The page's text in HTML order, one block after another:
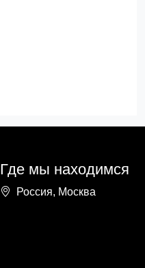
Где мы находимся
Россия, Москва